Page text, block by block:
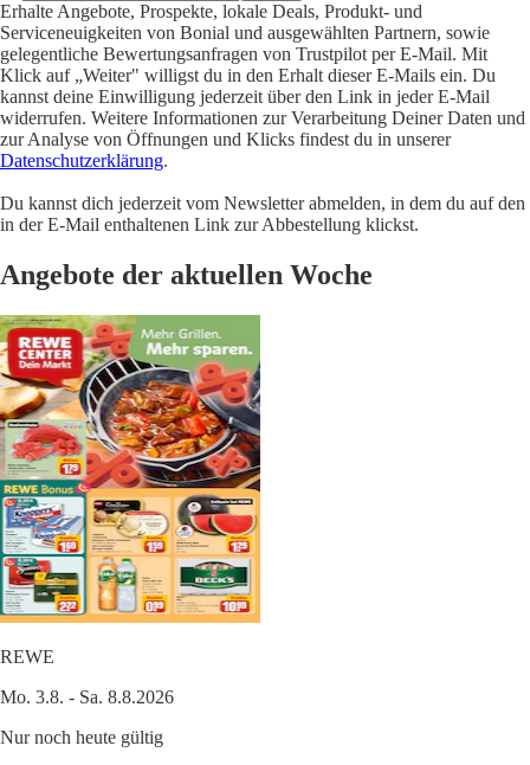
Erhalte Angebote, Prospekte, lokale Deals, Produkt- und
Serviceneuigkeiten von Bonial und ausgewählten Partnern, sowie
gelegentliche Bewertungsanfragen von Trustpilot per E-Mail. Mit
Klick auf „Weiter" willigst du in den Erhalt dieser E-Mails ein. Du
kannst deine Einwilligung jederzeit über den Link in jeder E-Mail
widerrufen. Weitere Informationen zur Verarbeitung Deiner Daten und
zur Analyse von Öffnungen und Klicks findest du in unserer
Datenschutzerklärung.
Du kannst dich jederzeit vom Newsletter abmelden, in dem du auf den
in der E-Mail enthaltenen Link zur Abbestellung klickst.
Angebote der aktuellen Woche
REWE
Mo. 3.8. - Sa. 8.8.2026
Nur noch heute gültig